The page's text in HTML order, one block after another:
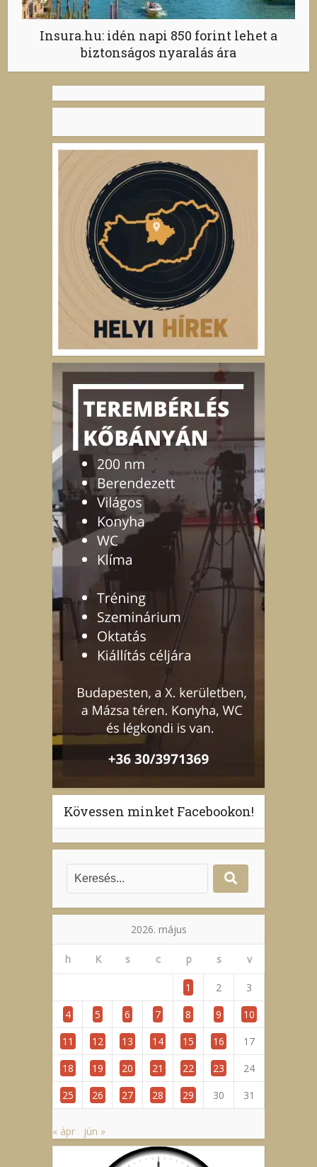
Insura.hu: idén napi 850 forint lehet a
biztonságos nyaralás ára
Kövessen minket Facebookon!
2026. május
h K s c p s v
1 2
3
4
5 6 7 8 9
10
11
12 13 14 15 16
17
18
19 20 21 22 23
24
25
26 27 28 29 30 31
« ápr jún »